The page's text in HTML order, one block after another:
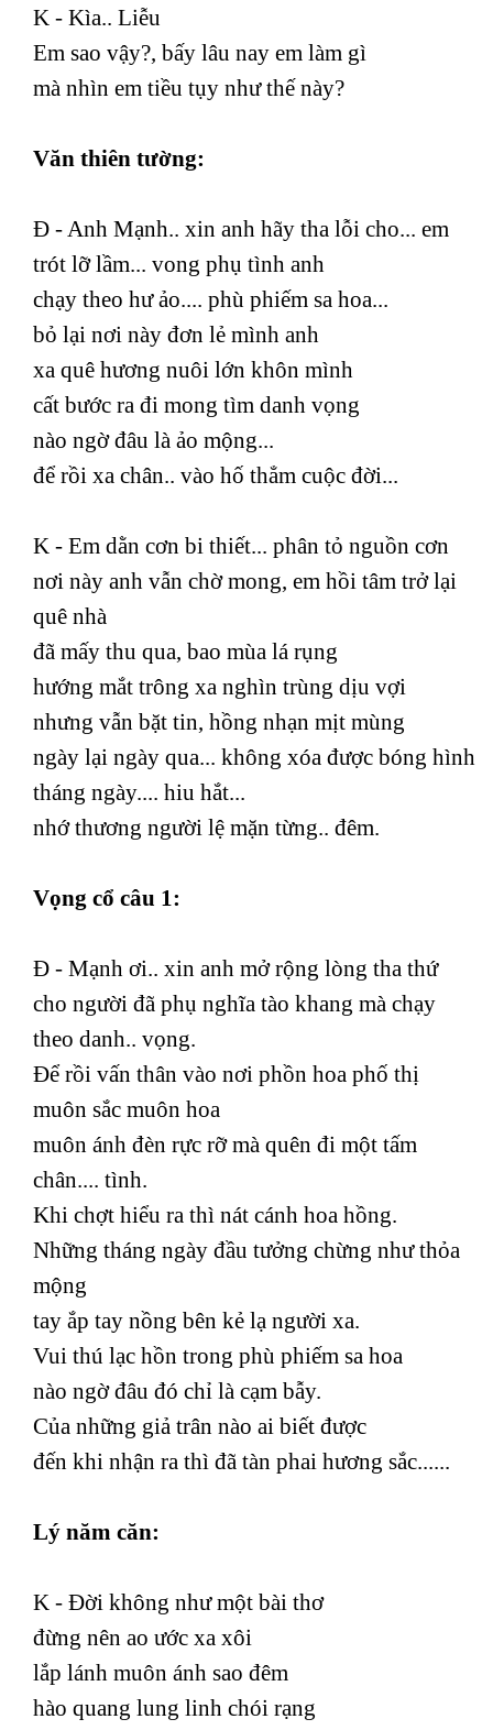
K - Kìa.. Liễu
Em sao vậy?, bấy lâu nay em làm gì
mà nhìn em tiều tụy như thế này?
Văn thiên tường:
Đ - Anh Mạnh.. xin anh hãy tha lỗi cho... em
trót lỡ lầm... vong phụ tình anh
chạy theo hư ảo.... phù phiếm sa hoa...
bỏ lại nơi này đơn lẻ mình anh
xa quê hương nuôi lớn khôn mình
cất bước ra đi mong tìm danh vọng
nào ngờ đâu là ảo mộng...
để rồi xa chân.. vào hố thẳm cuộc đời...
K - Em dằn cơn bi thiết... phân tỏ nguồn cơn
nơi này anh vẫn chờ mong, em hồi tâm trở lại
quê nhà
đã mấy thu qua, bao mùa lá rụng
hướng mắt trông xa nghìn trùng dịu vợi
nhưng vẫn bặt tin, hồng nhạn mịt mùng
ngày lại ngày qua... không xóa được bóng hình
tháng ngày.... hiu hắt...
nhớ thương người lệ mặn từng.. đêm.
Vọng cổ câu 1:
Đ - Mạnh ơi.. xin anh mở rộng lòng tha thứ
cho người đã phụ nghĩa tào khang mà chạy
theo danh.. vọng.
Để rồi vấn thân vào nơi phồn hoa phố thị
muôn sắc muôn hoa
muôn ánh đèn rực rỡ mà quên đi một tấm
chân.... tình.
Khi chợt hiểu ra thì nát cánh hoa hồng.
Những tháng ngày đầu tưởng chừng như thỏa
mộng
tay ắp tay nồng bên kẻ lạ người xa.
Vui thú lạc hồn trong phù phiếm sa hoa
nào ngờ đâu đó chỉ là cạm bẫy.
Của những giả trân nào ai biết được
đến khi nhận ra thì đã tàn phai hương sắc......
Lý năm căn:
K - Đời không như một bài thơ
đừng nên ao ước xa xôi
lắp lánh muôn ánh sao đêm
hào quang lung linh chói rạng